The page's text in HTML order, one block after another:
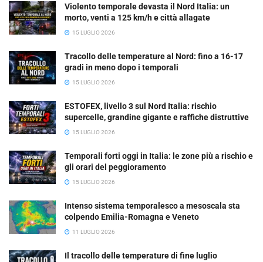
Violento temporale devasta il Nord Italia: un
morto, venti a 125 km/h e città allagate
15 LUGLIO 2026
Tracollo delle temperature al Nord: fino a 16-17
gradi in meno dopo i temporali
15 LUGLIO 2026
ESTOFEX, livello 3 sul Nord Italia: rischio
supercelle, grandine gigante e raffiche distruttive
15 LUGLIO 2026
Temporali forti oggi in Italia: le zone più a rischio e
gli orari del peggioramento
15 LUGLIO 2026
Intenso sistema temporalesco a mesoscala sta
colpendo Emilia-Romagna e Veneto
11 LUGLIO 2026
Il tracollo delle temperature di fine luglio